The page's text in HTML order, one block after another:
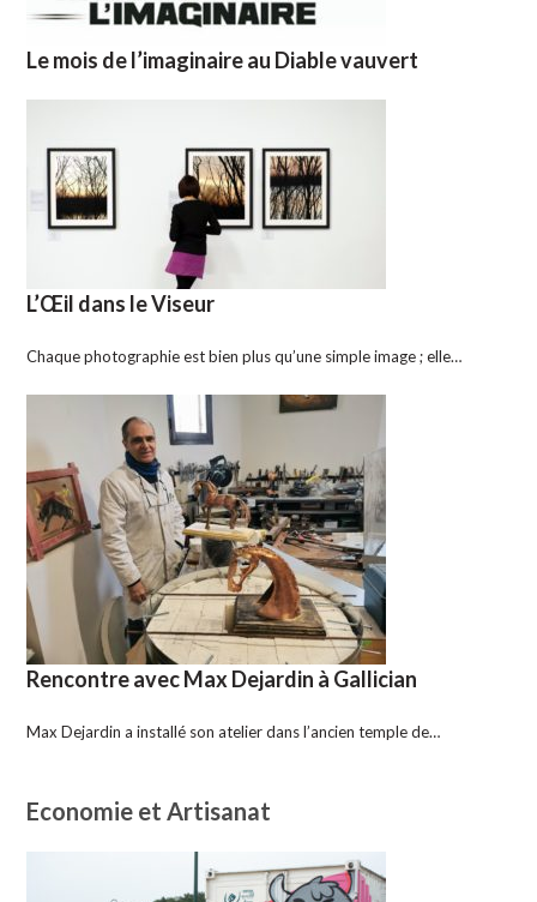
Le mois de l’imaginaire au Diable vauvert
L’Œil dans le Viseur
Chaque photographie est bien plus qu’une simple image ; elle…
Rencontre avec Max Dejardin à Gallician
Max Dejardin a installé son atelier dans l’ancien temple de…
Economie et Artisanat